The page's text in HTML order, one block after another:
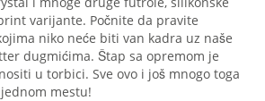
varijante. Počnite da pravite
niko neće biti van kadra uz naše
dugmićima. Štap sa opremom je
u torbici. Sve ovo i još mnogo toga
jednom mestu!